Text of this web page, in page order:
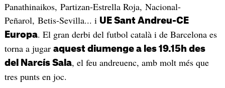
Panathinaikos, Partizan-Estrella Roja, Nacional-
Peñarol, Betis-Sevilla... i UE Sant Andreu-CE
Europa. El gran derbi del futbol català i de Barcelona es
torna a jugar aquest diumenge a les 19.15h des
del Narcís Sala, el feu andreuenc, amb molt més que
tres punts en joc.